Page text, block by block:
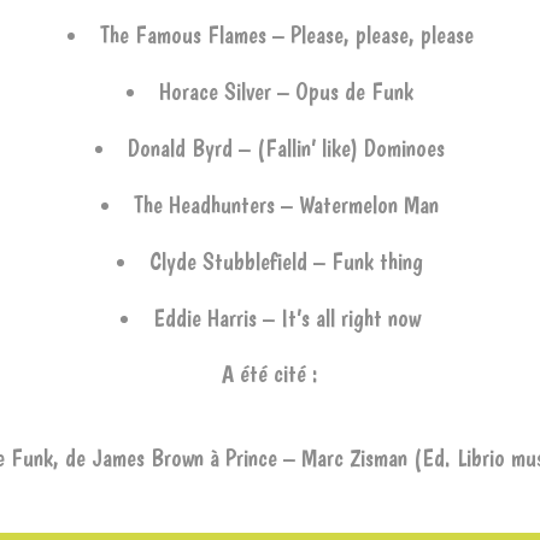
The Famous Flames – Please, please, please
Horace Silver – Opus de Funk
Donald Byrd – (Fallin’ like) Dominoes
The Headhunters – Watermelon Man
Clyde Stubblefield – Funk thing
Eddie Harris – It’s all right now
A été cité :
Funk, de James Brown à Prince – Marc Zisman (Ed. Librio